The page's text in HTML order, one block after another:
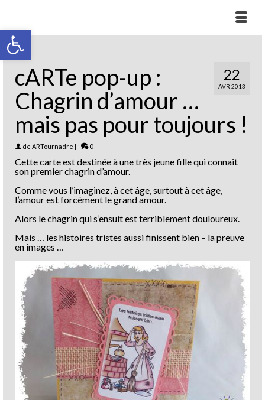
Ouvrir la barre d’outils
22
AVR 2013
cARTe pop-up :
Chagrin d’amour …
mais pas pour toujours !
de ARTournadre | 0
Cette carte est destinée à une très jeune fille qui connait
son premier chagrin d’amour.
Comme vous l’imaginez, à cet âge, surtout à cet âge,
l’amour est forcément le grand amour.
Alors le chagrin qui s’ensuit est terriblement douloureux.
Mais … les histoires tristes aussi finissent bien – la preuve
en images …